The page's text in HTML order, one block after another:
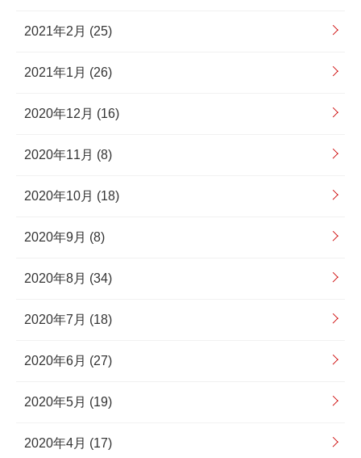
2021年2月 (25)
2021年1月 (26)
2020年12月 (16)
2020年11月 (8)
2020年10月 (18)
2020年9月 (8)
2020年8月 (34)
2020年7月 (18)
2020年6月 (27)
2020年5月 (19)
2020年4月 (17)